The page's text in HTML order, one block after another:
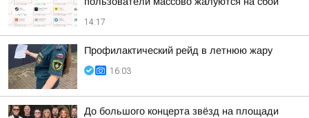
14:17
Профилактический рейд в летнюю жару
16:03
До большого концерта звёзд на площади